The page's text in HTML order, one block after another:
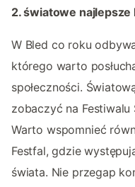
2. światowe
W Bled co roku
którego warto
społeczności.
zobaczyć na
Warto wspomnieć
Festfal, gdzie
świata. Nie przegap